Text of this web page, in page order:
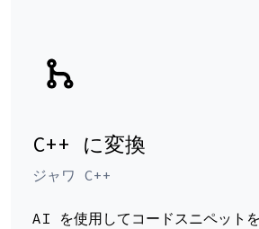
C++ に変換
ジャワ C++
AI を使用してコードスニペット